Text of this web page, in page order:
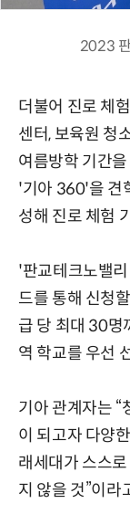
2023
더불어 진로 체
센터, 보육원 청
여름방학 기간
'기아 360'을 견
성해 진로 체험
'판교테크노밸
드를 통해 신청
급 당 최대 30명
역 학교를 우선
기아 관계자는 “
이 되고자 다양
래세대가 스스
지 않을 것”이라